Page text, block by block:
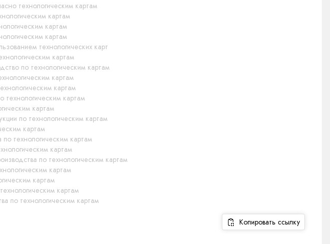
технологическим картам
картам
картам
картам
технологических карт
картам
по технологическим картам
картам
картам
технологическим картам
картам
по технологическим картам
картам
технологическим картам
картам
по технологическим картам
картам
картам
картам
по технологическим картам
Копировать ссылку